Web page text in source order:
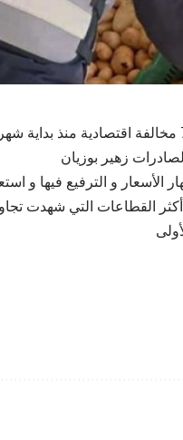
رفعت فرق المراقبة 17 ألفا و 738 مخالفة
زهير بوزيان
الأسعار و الترفيع فيها و
أكثر القطاعات التي شهدت